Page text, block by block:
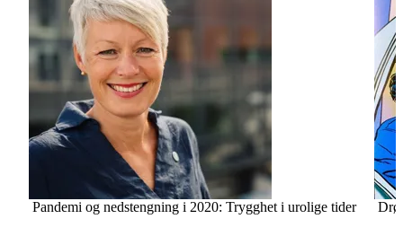
Pandemi og nedstengning i 2020: Trygghet i urolige tider